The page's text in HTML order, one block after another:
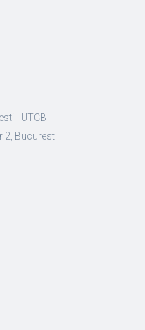
- UTCB
2, Bucuresti